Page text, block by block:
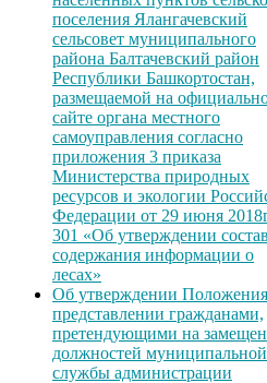
поселения Ялангачевский
сельсовет муниципального
района Балтачевский район
Республики Башкортостан,
размещаемой на
сайте органа местного
самоуправления согласно
приложения 3 приказа
Министерства природных
ресурсов и экологии
Федерации от 29 июня
301 «Об утверждении
содержания информации о
лесах»
Об утверждении
представлении гражданами,
претендующими на
должностей муниципальной
службы администрации